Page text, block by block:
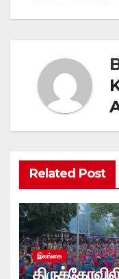
Related Post
இலங்கை
திருக்கோவிலில்